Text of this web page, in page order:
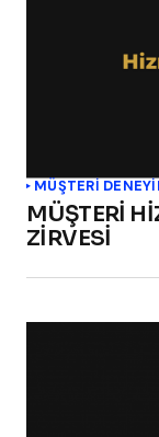
MÜŞTERİ
MÜŞTERİ
ZİRVESİ